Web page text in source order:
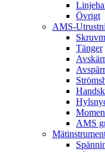
Övrigt
AMS-
Tänger
AMS